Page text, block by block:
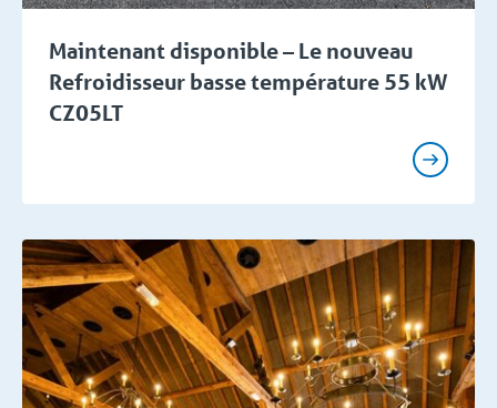
Maintenant disponible – Le nouveau
Refroidisseur basse température 55 kW
CZ05LT